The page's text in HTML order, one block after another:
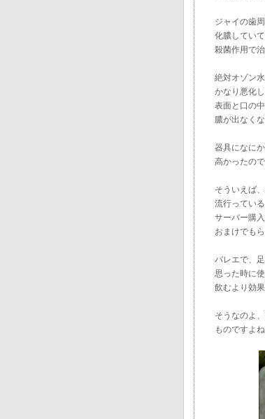
ジャイの歯
化膿してい
殺菌作用で
絶対オゾン
かなり悪化
表面と口の
膿が出なく
器具になに
高かったの
そういえば
流行ってい
サーバー購
おまけでもら
バレエで、
思った時に使
飲むより効
そうなのよ
ものですよ